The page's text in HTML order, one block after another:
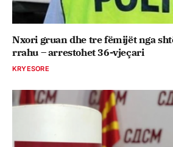
Nxori gruan dhe tre fëmijët nga
rrahu – arrestohet 36-vjeçari
KRYESORE